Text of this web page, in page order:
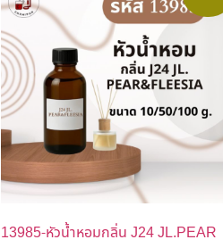
13985-หัวน้ำหอมกลิ่น J24 JL.PEAR